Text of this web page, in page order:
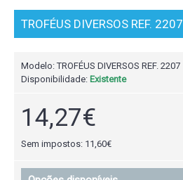
TROFÉUS DIVERSOS REF. 2207
Modelo:TROFÉUS DIVERSOS REF. 2207
Disponibilidade: Existente
14,27€
Sem impostos: 11,60€